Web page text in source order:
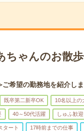
ちゃんのお散
希望の勤務地を紹介しま
既卒第二新卒OK 10名以上の
40～50代活躍 しゅふ歓迎
タート 17時前までの仕事